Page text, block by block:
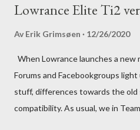
Lowrance Elite Ti2
Av Erik Grimsøen 12/26/2020
When Lowrance launches a new
Forums and Facebookgroups
stuff, differences towards the
compatibility. As usual, we in